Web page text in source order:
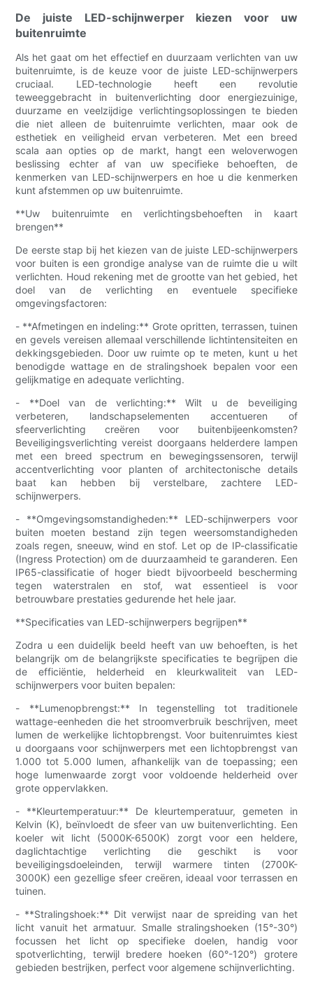
De juiste LED-schijnwerper kiezen voor uw
buitenruimte
Als het gaat om het effectief en duurzaam verlichten van uw
buitenruimte, is de keuze voor de juiste LED-schijnwerpers
cruciaal. LED-technologie heeft een revolutie
teweeggebracht in buitenverlichting door energiezuinige,
duurzame en veelzijdige verlichtingsoplossingen te bieden
die niet alleen de buitenruimte verlichten, maar ook de
esthetiek en veiligheid ervan verbeteren. Met een breed
scala aan opties op de markt, hangt een weloverwogen
beslissing echter af van uw specifieke behoeften, de
kenmerken van LED-schijnwerpers en hoe u die kenmerken
kunt afstemmen op uw buitenruimte.
**Uw buitenruimte en verlichtingsbehoeften in kaart
brengen**
De eerste stap bij het kiezen van de juiste LED-schijnwerpers
voor buiten is een grondige analyse van de ruimte die u wilt
verlichten. Houd rekening met de grootte van het gebied, het
doel van de verlichting en eventuele specifieke
omgevingsfactoren:
- **Afmetingen en indeling:** Grote opritten, terrassen, tuinen
en gevels vereisen allemaal verschillende lichtintensiteiten en
dekkingsgebieden. Door uw ruimte op te meten, kunt u het
benodigde wattage en de stralingshoek bepalen voor een
gelijkmatige en adequate verlichting.
- **Doel van de verlichting:** Wilt u de beveiliging
verbeteren, landschapselementen accentueren of
sfeerverlichting creëren voor buitenbijeenkomsten?
Beveiligingsverlichting vereist doorgaans helderdere lampen
met een breed spectrum en bewegingssensoren, terwijl
accentverlichting voor planten of architectonische details
baat kan hebben bij verstelbare, zachtere LED-
schijnwerpers.
- **Omgevingsomstandigheden:** LED-schijnwerpers voor
buiten moeten bestand zijn tegen weersomstandigheden
zoals regen, sneeuw, wind en stof. Let op de IP-classificatie
(Ingress Protection) om de duurzaamheid te garanderen. Een
IP65-classificatie of hoger biedt bijvoorbeeld bescherming
tegen waterstralen en stof, wat essentieel is voor
betrouwbare prestaties gedurende het hele jaar.
**Specificaties van LED-schijnwerpers begrijpen**
Zodra u een duidelijk beeld heeft van uw behoeften, is het
belangrijk om de belangrijkste specificaties te begrijpen die
de efficiëntie, helderheid en kleurkwaliteit van LED-
schijnwerpers voor buiten bepalen:
- **Lumenopbrengst:** In tegenstelling tot traditionele
wattage-eenheden die het stroomverbruik beschrijven, meet
lumen de werkelijke lichtopbrengst. Voor buitenruimtes kiest
u doorgaans voor schijnwerpers met een lichtopbrengst van
1.000 tot 5.000 lumen, afhankelijk van de toepassing; een
hoge lumenwaarde zorgt voor voldoende helderheid over
grote oppervlakken.
- **Kleurtemperatuur:** De kleurtemperatuur, gemeten in
Kelvin (K), beïnvloedt de sfeer van uw buitenverlichting. Een
koeler wit licht (5000K-6500K) zorgt voor een heldere,
daglichtachtige verlichting die geschikt is voor
beveiligingsdoeleinden, terwijl warmere tinten (2700K-
3000K) een gezellige sfeer creëren, ideaal voor terrassen en
tuinen.
- **Stralingshoek:** Dit verwijst naar de spreiding van het
licht vanuit het armatuur. Smalle stralingshoeken (15°-30°)
focussen het licht op specifieke doelen, handig voor
spotverlichting, terwijl bredere hoeken (60°-120°) grotere
gebieden bestrijken, perfect voor algemene schijnverlichting.